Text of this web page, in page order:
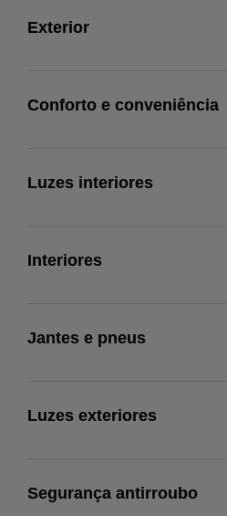
Exterior
Conforto e conveniência
Luzes interiores
Interiores
Jantes e pneus
Luzes exteriores
Segurança antirroubo